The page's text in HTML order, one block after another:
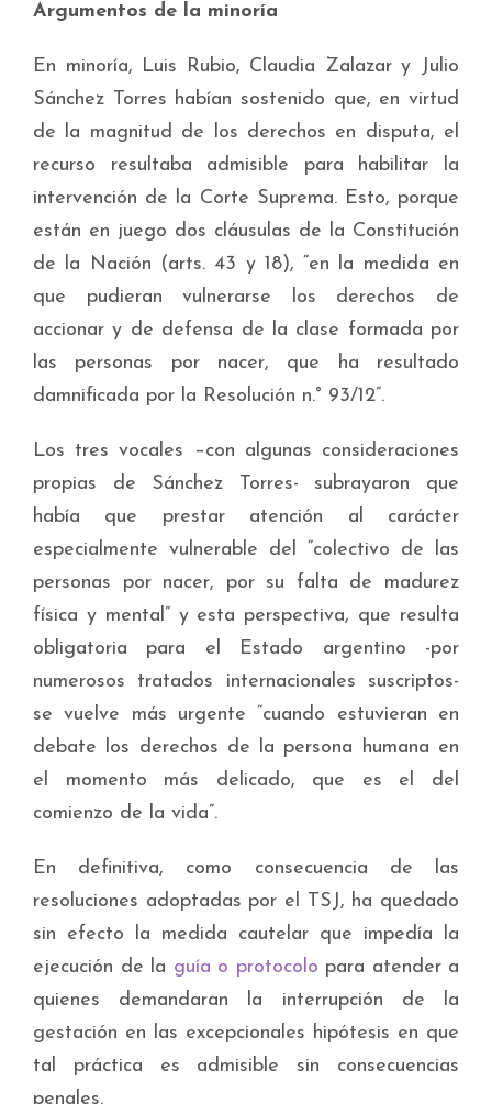
Argumentos de la minoría
En minoría, Luis Rubio, Claudia Zalazar y Julio
Sánchez Torres habían sostenido que, en virtud
de la magnitud de los derechos en disputa, el
recurso resultaba admisible para habilitar la
intervención de la Corte Suprema. Esto, porque
están en juego dos cláusulas de la Constitución
de la Nación (arts. 43 y 18), “en la medida en
que pudieran vulnerarse los derechos de
accionar y de defensa de la clase formada por
las personas por nacer, que ha resultado
damnificada por la Resolución n.° 93/12”.
Los tres vocales –con algunas consideraciones
propias de Sánchez Torres- subrayaron que
había que prestar atención al carácter
especialmente vulnerable del “colectivo de las
personas por nacer, por su falta de madurez
física y mental” y esta perspectiva, que resulta
obligatoria para el Estado argentino -por
numerosos tratados internacionales suscriptos-
se vuelve más urgente “cuando estuvieran en
debate los derechos de la persona humana en
el momento más delicado, que es el del
comienzo de la vida”.
En definitiva, como consecuencia de las
resoluciones adoptadas por el TSJ, ha quedado
sin efecto la medida cautelar que impedía la
ejecución de la guía o protocolo para atender a
quienes demandaran la interrupción de la
gestación en las excepcionales hipótesis en que
tal práctica es admisible sin consecuencias
penales.